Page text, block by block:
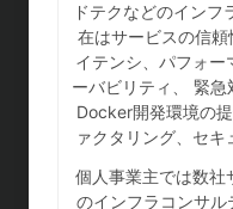
ドテクなどのインフ
在はサービスの信
イテンシ、パフォ
ーバビリティ、 緊急
Docker開発環境の
ァクタリング、セキ
個人事業主では数社
のインフラコンサ